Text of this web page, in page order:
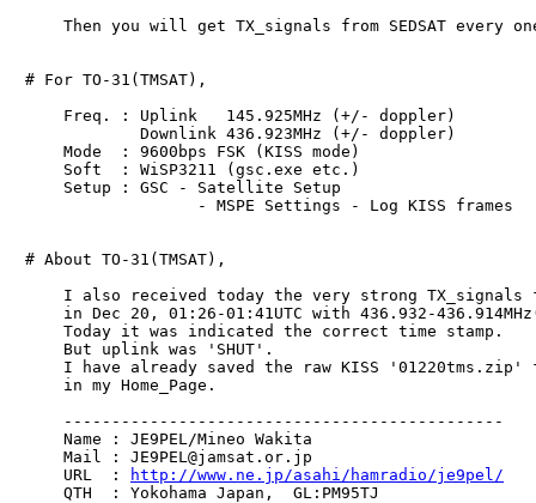
Then you will get TX_signals from SEDSAT every
# For TO-31(TMSAT),
Freq. : Uplink   145.925MHz (+/- doppler)
Downlink 436.923MHz (+/- doppler)
Mode  : 9600bps FSK (KISS mode)
Soft  : WiSP3211 (gsc.exe etc.)
Setup : GSC - Satellite Setup
- MSPE Settings - Log KISS frames
# About TO-31(TMSAT),
I also received today the very strong TX_signals
in Dec 20, 01:26-01:41UTC with 436.932-
Today it was indicated the correct time stamp.
But uplink was 'SHUT'.
I have already saved the raw KISS '01220tms.zip'
in my Home_Page.
----------------------------------------------
Name : JE9PEL/Mineo Wakita
Mail : JE9PEL@jamsat.or.jp
URL  :
http://www.ne.jp/asahi/hamradio/je9pel/
QTH  : Yokohama Japan,  GL:PM95TJ